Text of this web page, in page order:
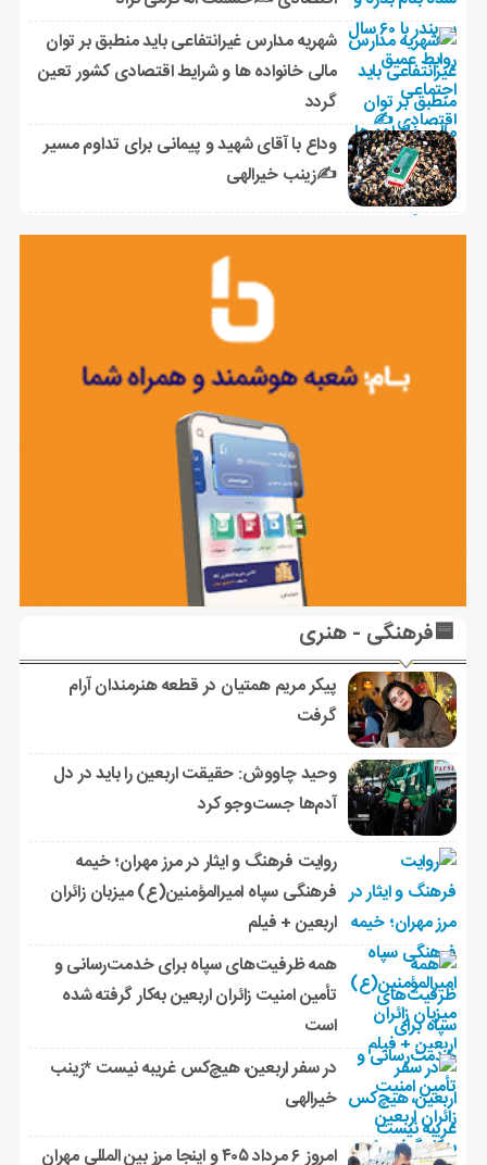
شهریه مدارس غیرانتفاعی باید منطبق بر توان
مالی خانواده ها و شرایط اقتصادی کشور تعین
گردد
وداع با آقای شهید و پیمانی برای تداوم مسیر
✍زینب خیرالهی
🟦فرهنگی - هنری
پیکر مریم همتیان در قطعه هنرمندان آرام
گرفت
وحید چاووش: حقیقت اربعین را باید در دل
آدم‌ها جست‌وجو کرد
روایت فرهنگ و ایثار در مرز مهران؛ خیمه
فرهنگی سپاه امیرالمؤمنین(ع) میزبان زائران
اربعین + فیلم
همه ظرفیت‌های سپاه برای خدمت‌رسانی و
تأمین امنیت زائران اربعین به‌کار گرفته شده
است
در سفر اربعین، هیچ‌کس غریبه نیست *زینب
خیرالهی
امروز ۶ مرداد ۴۰۵ و اینجا مرز بین المللی مهران